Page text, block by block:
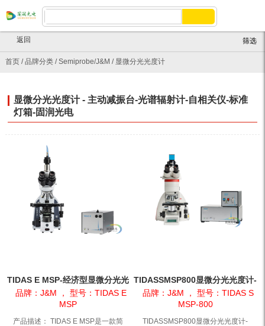
首页/品牌分类/Semiprobe/J&M / 显微分光光度计
返回 筛选
显微分光光度计 - 主动减振台-光谱辐射计-自相关仪-标准
灯箱-固润光电
TIDAS E MSP-经济型显微分光光
度计-显微光谱仪
品牌：J&M ， 型号：TIDAS E
MSP
产品描述： TIDAS E MSP是一款简
TIDASSMSP800显微分光光度计-
MSP800显微光度计
品牌：J&M ， 型号：TIDAS S
MSP-800
TIDASSMSP800显微分光光度计-